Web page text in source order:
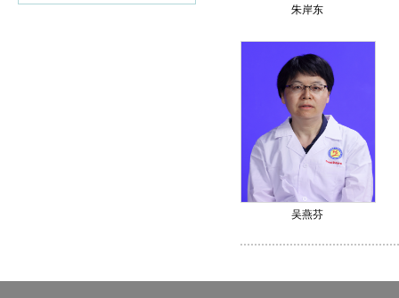
朱岸东
吴燕芬